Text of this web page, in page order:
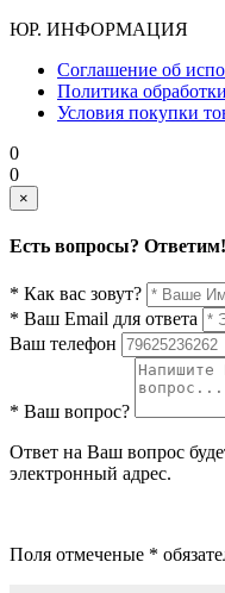
ЮР. ИНФОРМАЦИЯ
Соглашение об
Политика
Условия покупки
0
0
×
Есть вопросы? Ответим!
* Как вас зовут?
* Ваш Email для ответа
Ваш телефон
* Ваш вопрос?
Ответ на Ваш вопрос
электронный адрес.
Поля отмеченые *